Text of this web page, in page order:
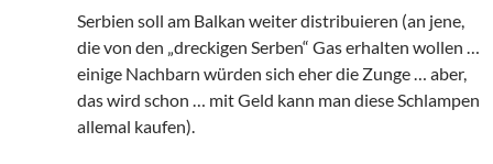
Serbien soll am Balkan weiter distribuieren (an jene,
die von den „dreckigen Serben“ Gas erhalten wollen …
einige Nachbarn würden sich eher die Zunge … aber,
das wird schon … mit Geld kann man diese Schlampen
allemal kaufen).